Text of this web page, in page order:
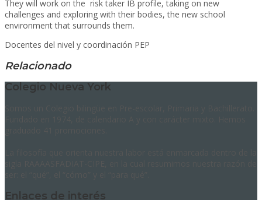
They will work on the risk taker IB profile, taking on new
challenges and exploring with their bodies, the new school
environment that surrounds them.
Docentes del nivel y coordinación PEP
Relacionado
Colegio Nueva York
Enlaces de interés